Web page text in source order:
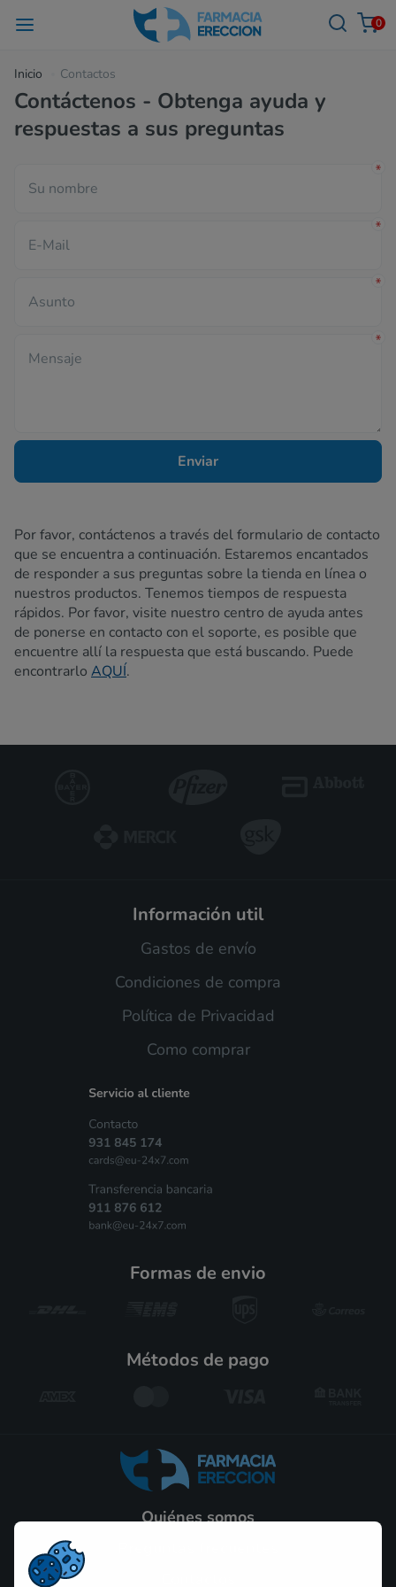
0
Inicio Contactos
Contáctenos - Obtenga ayuda y
respuestas a sus preguntas
Su nombre
E-Mail
Asunto
Mensaje
Enviar
Por favor, contáctenos a través del formulario de contacto
que se encuentra a continuación. Estaremos encantados
de responder a sus preguntas sobre la tienda en línea o
nuestros productos. Tenemos tiempos de respuesta
rápidos. Por favor, visite nuestro centro de ayuda antes
de ponerse en contacto con el soporte, es posible que
encuentre allí la respuesta que está buscando. Puede
encontrarlo AQUÍ.
información util
Gastos de envío
Condiciones de compra
Política de Privacidad
Como comprar
formas de envio
métodos de pago
Quiénes somos